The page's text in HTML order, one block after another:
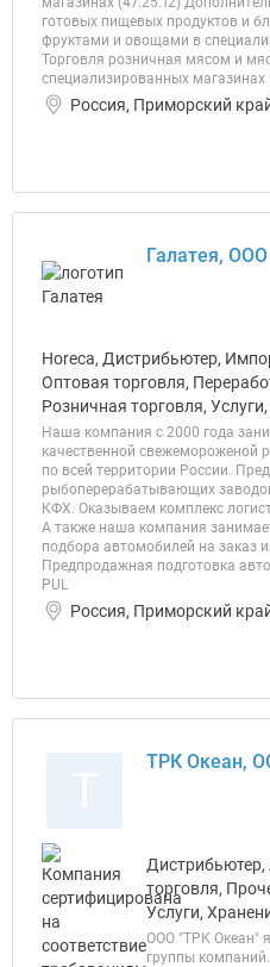
готовых пищевых продуктов и
фруктами и овощами в
Торговля розничная мясом и
специализированных магазинах
Россия, Приморский
Галатея, ООО
Horeca, Дистрибьютер,
Оптовая торговля,
Розничная торговля,
Наша компания с 2000 года
качественной свежемороженой
по всей территории России.
рыбоперерабатывающих
КФХ. Оказываем комплекс
А также наша компания
подбора автомобилей на заказ
Предпродажная подготовка
PUL
Россия, Приморский
ТРК Океан,
Дистрибьютер,
торговля,
Услуги,
ООО "ТРК Океан"
группы